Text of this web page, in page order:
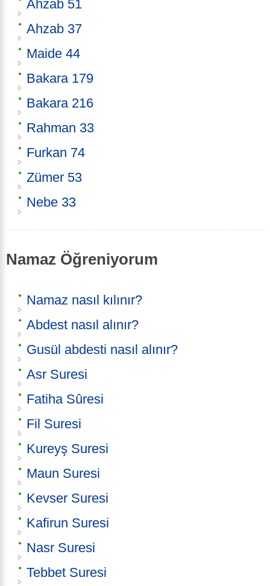
Ahzab 51
Ahzab 37
Maide 44
Bakara 179
Bakara 216
Rahman 33
Furkan 74
Zümer 53
Nebe 33
Namaz Öğreniyorum
Namaz nasıl kılınır?
Abdest nasıl alınır?
Gusül abdesti nasıl alınır?
Asr Suresi
Fatiha Sûresi
Fil Suresi
Kureyş Suresi
Maun Suresi
Kevser Suresi
Kafirun Suresi
Nasr Suresi
Tebbet Suresi